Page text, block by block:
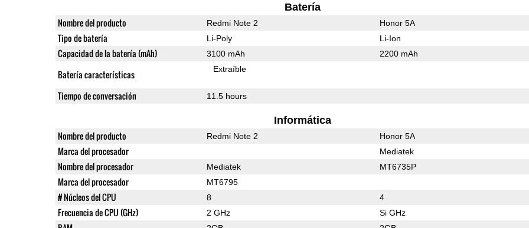
Batería
Nombre del producto Redmi Note 2 Honor 5A
Tipo de batería Li-Poly Li-Ion
Capacidad de la batería (mAh) 3100 mAh 2200 mAh
Batería características Extraíble
Tiempo de conversación 11.5 hours
Informática
Nombre del producto Redmi Note 2 Honor 5A
Marca del procesador Mediatek
Nombre del procesador Mediatek MT6735P
Marca del procesador MT6795
# Núcleos del CPU 8 4
Frecuencia de CPU (GHz) 2 GHz Si GHz